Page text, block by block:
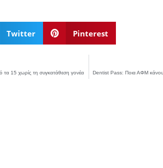
Twitter Pinterest
15 χωρίς τη συγκατάθεση γονέα Dentist Pass: Ποια ΑΦΜ